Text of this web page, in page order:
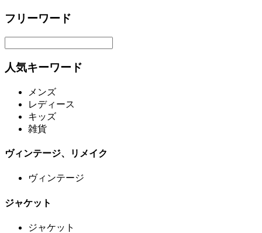
フリーワード
人気キーワード
メンズ
レディース
キッズ
雑貨
ヴィンテージ、リメイク
ヴィンテージ
ジャケット
ジャケット